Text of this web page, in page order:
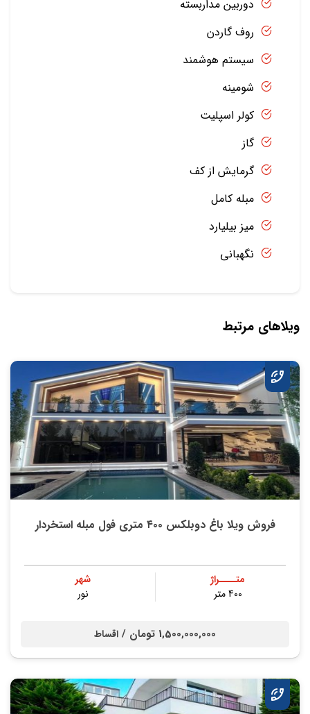
دوربین مداربسته
روف گاردن
سیستم هوشمند
شومینه
کولر اسپلیت
گاز
گرمایش از کف
مبله کامل
میز بیلیارد
نگهبانی
ویلاهای مرتبط
فروش ویلا باغ دوبلکس ۴۰۰ متری فول مبله استخردار
متــــراژ
400 متر
شهر
نور
1,500,000,000 تومان / اقساط